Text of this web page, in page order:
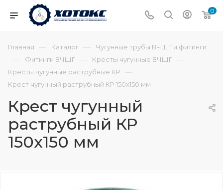
0
Главная — Каталог — Чугунные трубы ВЧШГ и фитинги
— Фитинги ВЧШГ — Кресты чугунные ВЧШГ —
Кресты чугунные раструбные КР —
Крест чугунный раструбный КР 150х150 мм
Крест чугунный
раструбный КР
150х150 мм